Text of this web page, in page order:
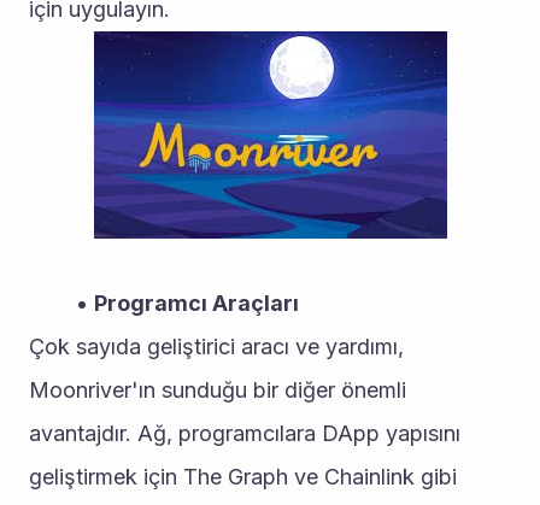
için uygulayın.
Programcı Araçları
Çok sayıda geliştirici aracı ve yardımı,
Moonriver'ın sunduğu bir diğer önemli
avantajdır. Ağ, programcılara DApp yapısını
geliştirmek için The Graph ve Chainlink gibi